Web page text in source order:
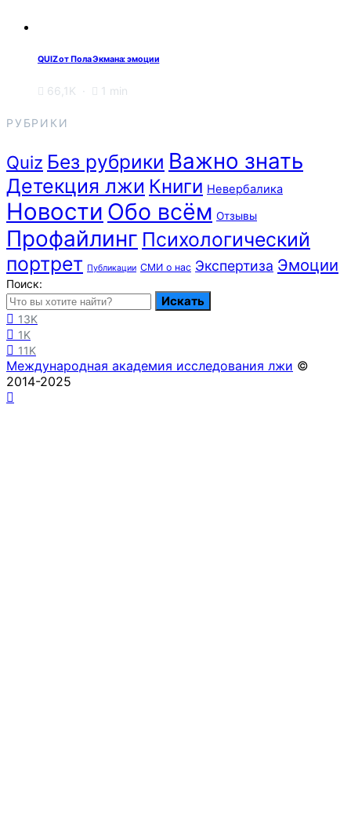
QUIZ от Пола Экмана: эмоции
66,1K 1 min
РУБРИКИ
Quiz Без рубрики Важно знать
Детекция лжи Книги Невербалика
Новости Обо всём Отзывы
Профайлинг Психологический
портрет Публикации СМИ о нас Экспертиза Эмоции
Поиск:
Искать
13K
1K
11K
Международная академия исследования лжи ©
2014-2025